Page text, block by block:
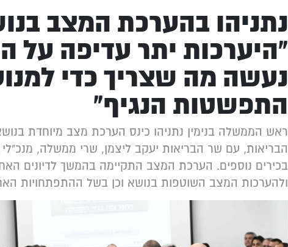
נתניהו בהערכת המצב
“היערכות יתר עדיפה על
נעשה מה שצריך כדי
התפשטות הנגיף”
ראש הממשלה בנימין נתניהו כינס הערכת מצב מיוחדת
הבריאות, עם שר הבריאות יעקב ליצמן, שרי ממשלה,
בכירים נוספים. הערכת המצב התקיימה בהמשך לדיונים
ולהערכות המצב השוטפות בנושא וכן בשל ההתפתחויות